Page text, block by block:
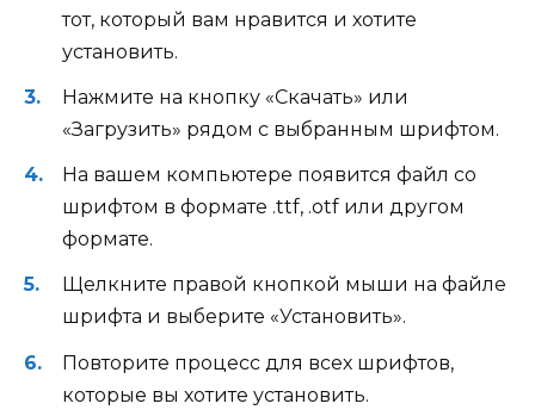
тот, который вам нравится и хотите
установить.
Нажмите на кнопку «Скачать» или
«Загрузить» рядом с выбранным шрифтом.
На вашем компьютере появится файл со
шрифтом в формате .ttf, .otf или другом
формате.
Щелкните правой кнопкой мыши на файле
шрифта и выберите «Установить».
Повторите процесс для всех шрифтов,
которые вы хотите установить.